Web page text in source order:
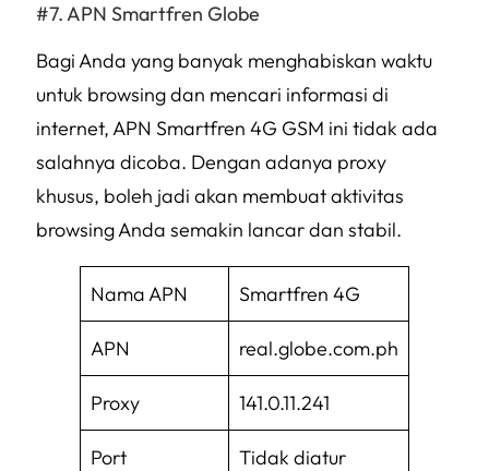
APN Smartfren Globe
Bagi Anda yang banyak menghabiskan waktu
untuk browsingdan mencari informasi di
internet, APN Smartfren 4G GSM ini tidak ada
salahnya dicoba. Dengan adanya proxy
khusus, boleh jadi akan membuat aktivitas
browsingAnda semakin lancar dan stabil.
Nama APN Smartfren 4G
APN real.globe.com.ph
Proxy 141.0.11.241
Port Tidak diatur